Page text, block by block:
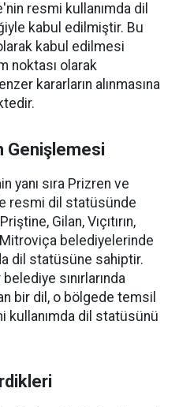
resmi kullanımda dil
kabul edilmiştir. Bu
kabul edilmesi
noktası olarak
kararların alınmasına
Genişlemesi
yanı sıra Prizren ve
resmi dil statüsünde
Gilan, Vıçıtırın,
belediyelerinde
dil statüsüne sahiptir.
sınırlarında
bir dil, o bölgede temsil
kullanımda dil statüsünü